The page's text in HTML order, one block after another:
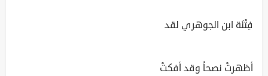
فِتْنَة ابن الجوهري لقد
أظهرتْ نصحاً وقد أفكتْ